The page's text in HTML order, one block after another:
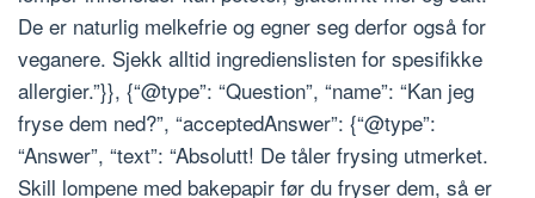
De er naturlig melkefrie og egner seg derfor også for
veganere. Sjekk alltid ingredienslisten for spesifikke
allergier.”}}, {“@type”: “Question”, “name”: “Kan jeg
fryse dem ned?”, “acceptedAnswer”: {“@type”:
“Answer”, “text”: “Absolutt! De tåler frysing utmerket.
Skill lompene med bakepapir før du fryser dem, så er